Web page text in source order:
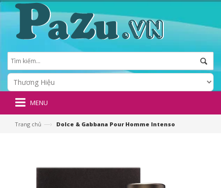
MENU
Trang chủ —› Dolce & Gabbana Pour Homme Intenso